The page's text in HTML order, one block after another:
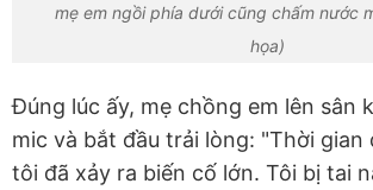
mẹ em ngồi phía dưới cũng chấm nước
họa)
Đúng lúc ấy, mẹ chồng em lên sân
mic và bắt đầu trải lòng: "Thời gian
tôi đã xảy ra biến cố lớn. Tôi bị tai